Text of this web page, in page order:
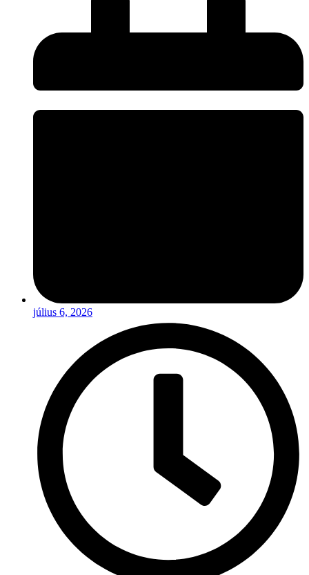
július 6, 2026